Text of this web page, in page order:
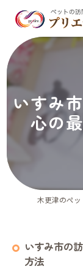
いすみ
心の
いすみ市の
方法